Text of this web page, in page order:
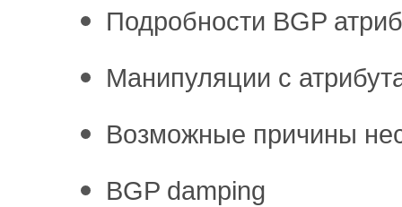
Подробности BGP
Манипуляции с
Возможные причины
BGP damping